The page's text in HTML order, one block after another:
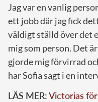
Jag var en vanlig
ett jobb där jag fick
väldigt ställd över det
mig som person. Det
gjorde mig förvirrad
har Sofia sagt i en
LÄS MER:Victorias